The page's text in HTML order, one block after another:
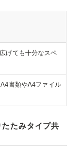
げても十分なスペ
書類やA4ファイル
たみタイプ共